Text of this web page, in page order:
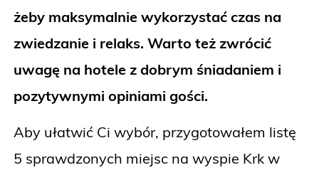
żeby maksymalnie wykorzystać czas na
zwiedzanie i relaks. Warto też zwrócić
uwagę na hotele z dobrym śniadaniem i
pozytywnymi opiniami gości.
Aby ułatwić Ci wybór, przygotowałem listę
5 sprawdzonych miejsc na wyspie Krk w